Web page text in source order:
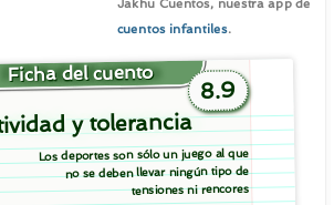
Jakhu Cuentos, nuestra app de
cuentos infantiles.
Ficha del cuento
8.9
y tolerancia
Los deportes son sólo un juego al que
no se deben llevar ningún tipo de
tensiones ni rencores